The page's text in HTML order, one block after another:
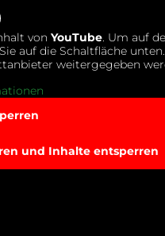
von YouTube. Um auf
auf die Schaltfläche
weitergegeben
und Inhalte entsperren